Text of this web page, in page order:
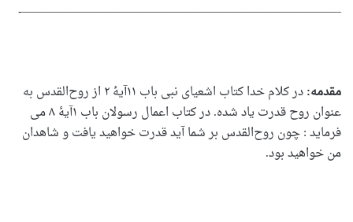
———————————————————————————-
مقدمه:
در کلام خدا کتاب اشعیای نبی باب ۱۱آیۀ ۲ از روح‌القدس به
عنوان روح قدرت یاد شده. در کتاب اعمال رسولان باب ۱آیۀ ۸ می
فرماید : چون روح‌القدس بر شما آید قدرت خواهید یافت و شاهدان
من خواهید بود.